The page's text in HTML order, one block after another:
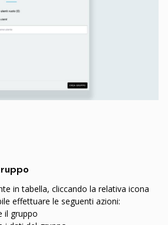
in tabella, cliccando la relativa icona
effettuare le seguenti azioni:
il gruppo